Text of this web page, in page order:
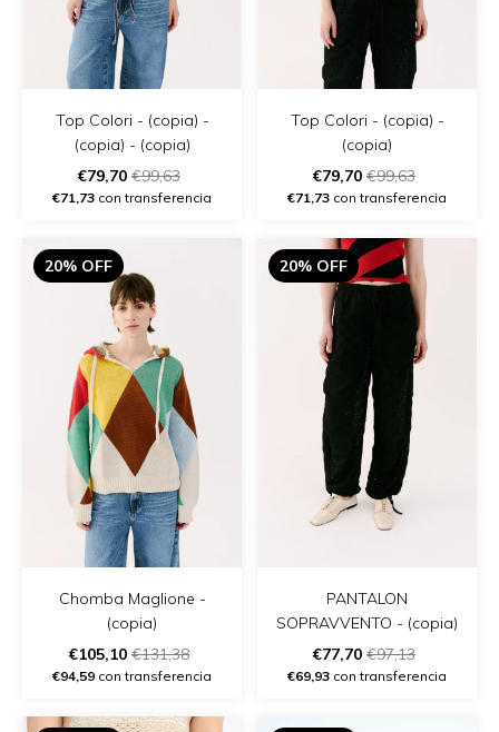
Top Colori - (copia) -
(copia) - (copia)
€79,70 €99,63
€71,73 con transferencia
Top Colori - (copia) -
(copia)
€79,70 €99,63
€71,73 con transferencia
20% OFF
Chomba Maglione -
(copia)
€105,10 €131,38
€94,59 con transferencia
20% OFF
PANTALON
SOPRAVVENTO - (copia)
€77,70 €97,13
€69,93 con transferencia